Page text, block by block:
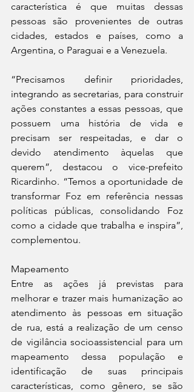
característica é que muitas dessas
pessoas são provenientes de outras
cidades, estados e países, como a
Argentina, o Paraguai e a Venezuela.
“Precisamos definir prioridades,
integrando as secretarias, para construir
ações constantes a essas pessoas, que
possuem uma história de vida e
precisam ser respeitadas, e dar o
devido atendimento àquelas que
querem”, destacou o vice-prefeito
Ricardinho. “Temos a oportunidade de
transformar Foz em referência nessas
políticas públicas, consolidando Foz
como a cidade que trabalha e inspira”,
complementou.
Mapeamento
Entre as ações já previstas para
melhorar e trazer mais humanização ao
atendimento às pessoas em situação
de rua, está a realização de um censo
de vigilância socioassistencial para um
mapeamento dessa população e
identificação de suas principais
características, como gênero, se são